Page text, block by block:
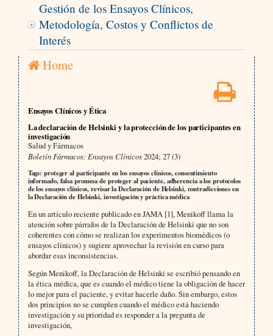
Gestión de los Ensayos Clínicos,
Metodología, Costos y Conflictos de
Interés
Home
Ensayos Clínicos y Ética
La declaración de Helsinki y la protección de los participantes en
investigación
Salud y Fármacos
Boletín Fármacos: Ensayos Clínicos2024; 27 (3)
Tags: proteger al participante en los ensayos clínicos, consentimiento
informado, falsa promesa de proteger al paciente, adherencia a los protocolos
de los ensayos clínicos, revisar la Declaración de Helsinki, contradicciones en
la Declaración de Helsinki, investigación y práctica médica
En un artículo reciente publicado en JAMA [1], Menikoff llama la
atención sobre párrafos de la Declaración de Helsinki que no son
coherentes con cómo se realizan los experimentos biomédicos (o
ensayos clínicos) y sugiere aprovechar la revisión en curso para
abordar esas inconsistencias.
Según Menikoff, la Declaración de Helsinki se escribió pensando en
la ética médica, que es cuando el médico tiene la obligación de hacer
lo mejor para el paciente, y evitar hacerle daño. Sin embargo, estos
dos principios no se cumplen cuando el médico está haciendo
investigación y su prioridad es responder a la pregunta de
investigación,